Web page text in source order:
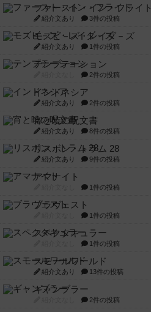
ファースト・イン・フライト
紹介文あり 3件の投稿
モズビ－ズ・レイダ－ズ
紹介文あり 1件の投稿
テンプテーション
2件の投稿
インドネシア
紹介文あり 2件の投稿
宵と暁の呪文書
紹介文あり 8件の投稿
リスボン・トラム 28
紹介文あり 9件の投稿
アマナイト
1件の投稿
ブラヴェスト
1件の投稿
スペクタキュラー
1件の投稿
スモールワールド
紹介文あり 13件の投稿
ギャンブラー
2件の投稿